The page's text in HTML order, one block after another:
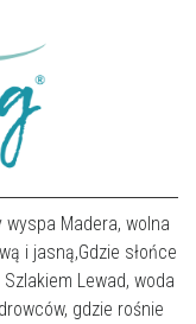
Madera, wolna
i jasną,Gdzie słońce
Lewad, woda
gdzie rośnie